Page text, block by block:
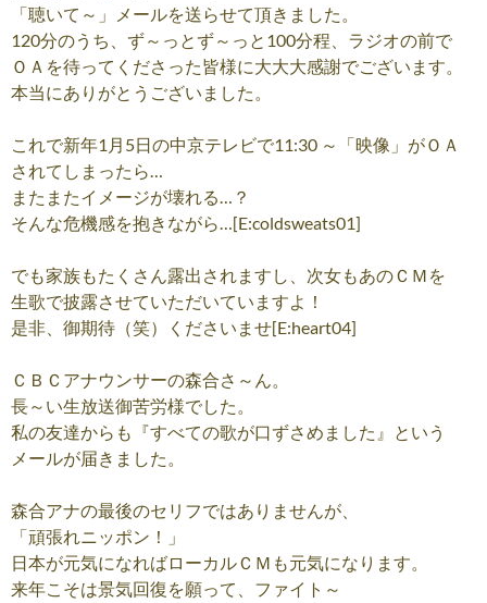
「聴いて～」メールを送らせて頂きました。
120分のうち、ず～っとず～っと100分程、ラジオの前で
ＯＡを待ってくださった皆様に大大大感謝でございます。
本当にありがとうございました。
これで新年1月5日の中京テレビで11:30 ～「映像」がＯＡ
されてしまったら…
またまたイメージが壊れる…？
そんな危機感を抱きながら…[E:coldsweats01]
でも家族もたくさん露出されますし、次女もあのＣＭを
生歌で披露させていただいていますよ！
是非、御期待（笑）くださいませ[E:heart04]
ＣＢＣアナウンサーの森合さ～ん。
長～い生放送御苦労様でした。
私の友達からも『すべての歌が口ずさめました』という
メールが届きました。
森合アナの最後のセリフではありませんが、
「頑張れニッポン！」
日本が元気になればローカルＣＭも元気になります。
来年こそは景気回復を願って、ファイト～